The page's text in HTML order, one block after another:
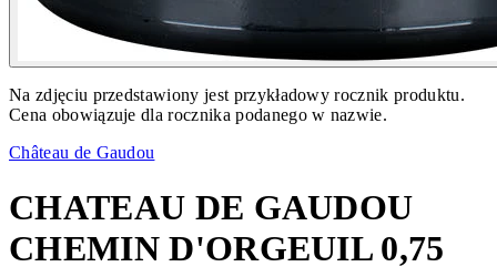
Na zdjęciu przedstawiony jest przykładowy rocznik produktu.
Cena obowiązuje dla rocznika podanego w nazwie.
Château de Gaudou
CHATEAU DE GAUDOU
CHEMIN D'ORGEUIL 0,75